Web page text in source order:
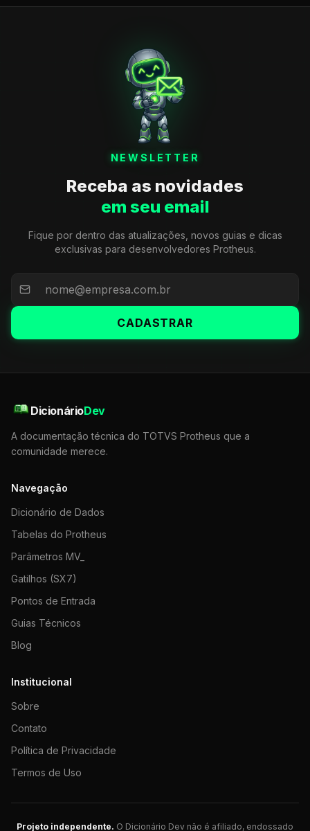
NEWSLETTER
Receba as novidades
em seu email
Fique por dentro das atualizações, novos guias e dicas
exclusivas para desenvolvedores Protheus.
CADASTRAR
DicionárioDev
A documentação técnica do TOTVS Protheus que a
comunidade merece.
Navegação
Dicionário de Dados
Tabelas do Protheus
Parâmetros MV_
Gatilhos (SX7)
Pontos de Entrada
Guias Técnicos
Blog
Institucional
Sobre
Contato
Política de Privacidade
Termos de Uso
Projeto independente. O Dicionário Dev não é afiliado, endossado